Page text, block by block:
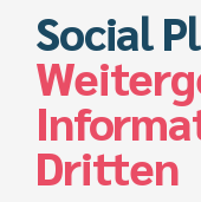
Social
Dritten